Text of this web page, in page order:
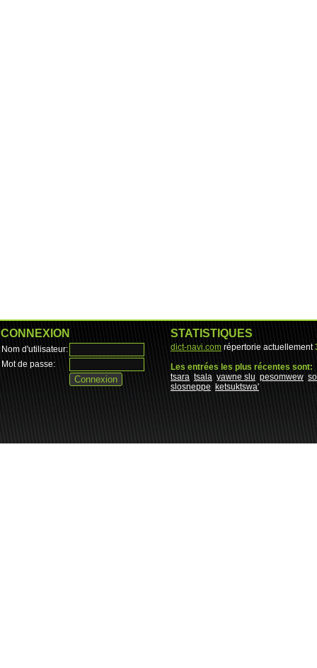
CONNEXION
Nom d'utilisateur:
Mot de passe:
STATISTIQUES
dict-navi.com répertorie actuellement
Les entrées les plus récentes sont:
tsara tsala yawne slu pesomwew
slosneppe
ketsuktswa'